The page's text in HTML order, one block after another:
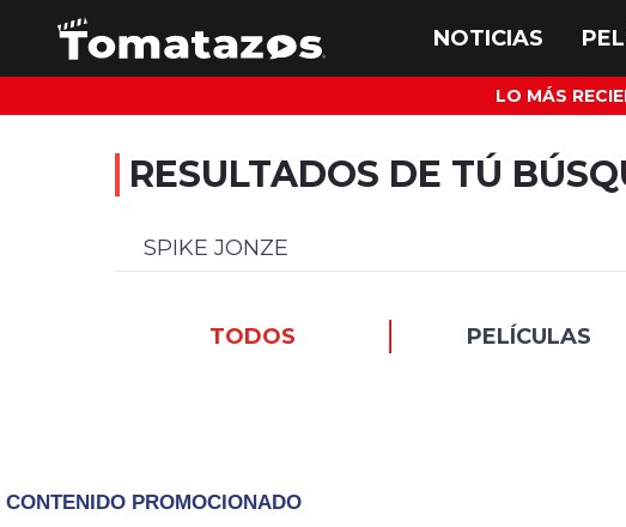
LO MÁS
RESULTADOS DE TÚ
TODOS PELÍCULAS